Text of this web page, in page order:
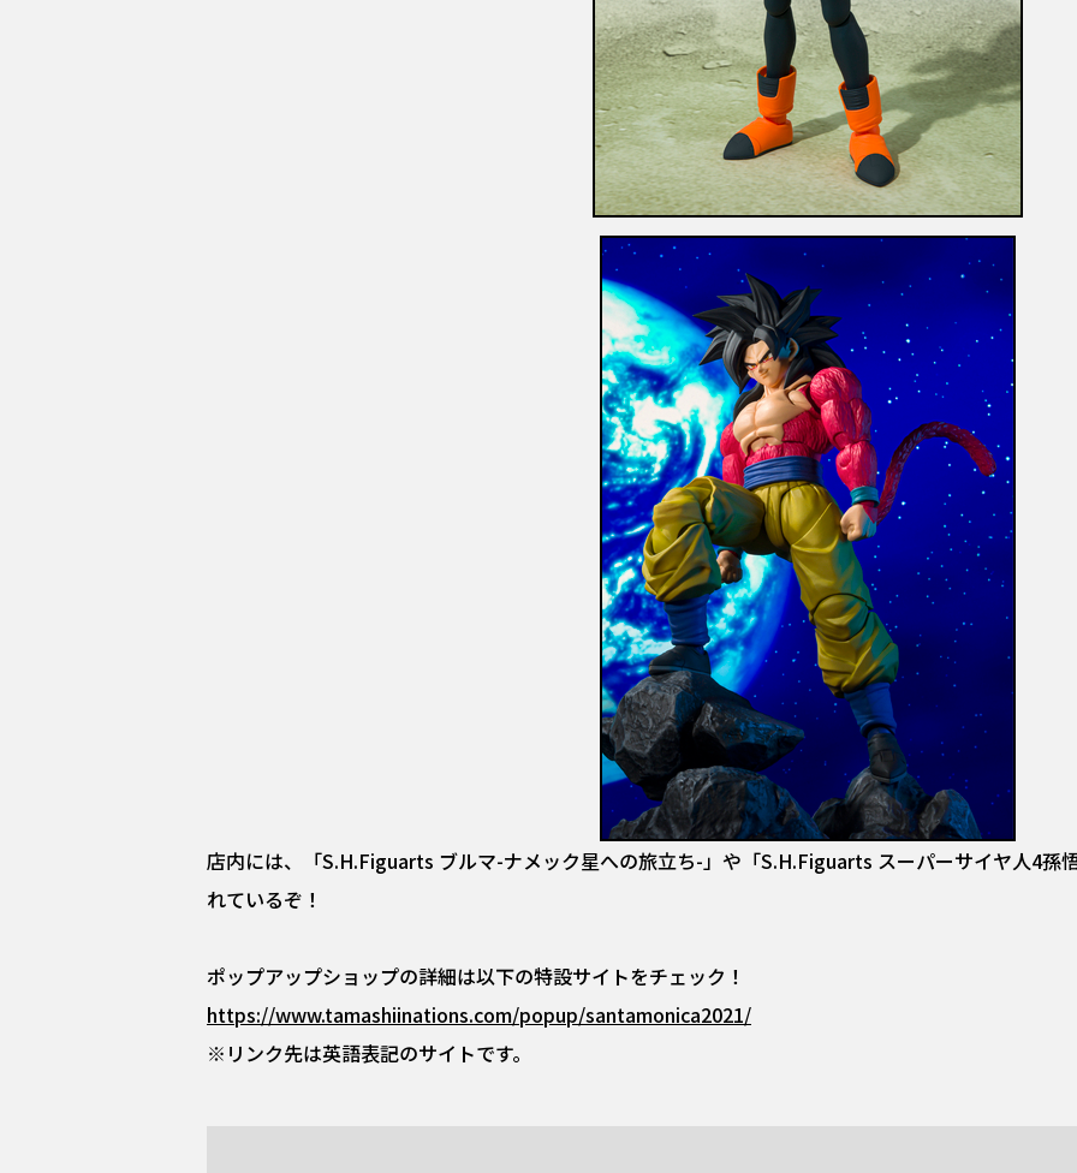
店内には、「S.H.Figuarts ブルマ-ナメック星への旅立ち-」や「S.H.Figuarts スーパーサイヤ人4孫
れているぞ！
ポップアップショップの詳細は以下の特設サイトをチェック！
https://www.tamashiinations.com/popup/santamonica2021/
※リンク先は英語表記のサイトです。